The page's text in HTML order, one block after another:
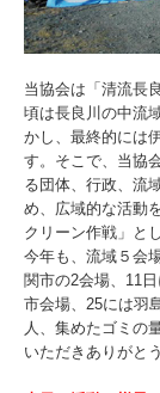
当協会は「清流長
頃は長良川の中流
かし、最終的には
す。そこで、当協
る団体、行政、流
め、広域的な活動
クリーン作戦」と
今年も、流域５会
関市の2会場、11
市会場、25には羽
人、集めたゴミの
いただきありがと